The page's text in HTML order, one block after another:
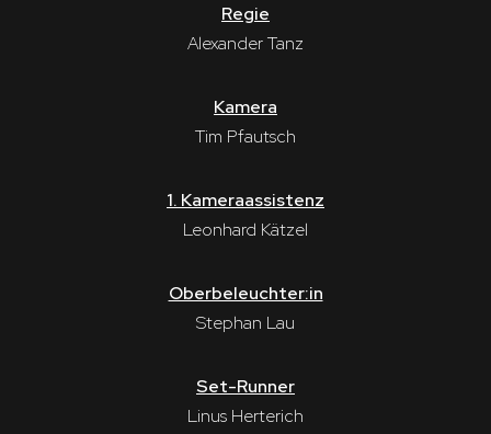
Regie
Alexander Tanz
Kamera
Tim Pfautsch
1. Kameraassistenz
Leonhard Kätzel
Oberbeleuchter:in
Stephan Lau
Set-Runner
Linus Herterich